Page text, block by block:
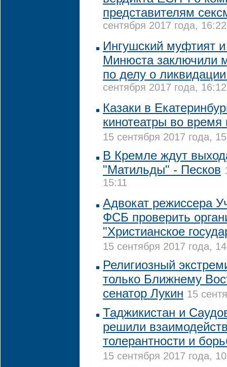
представителям
сентября 2017 года, 16:22
Ингушский муфтият
Минюста заключили
по делу о
сентября 2017 года, 16:12
Казаки в
кинотеатры во
15 сентября 2017 года,
В Кремле ждут
"Матильды" - Песков
15:11
Адвокат режиссера
ФСБ проверить
"Христианское
15 сентября 2017 года,
Религиозный
только Ближнему
сенатор Лукин 15
Таджикистан и
решили
толерантности и
15 сентября 2017 года,